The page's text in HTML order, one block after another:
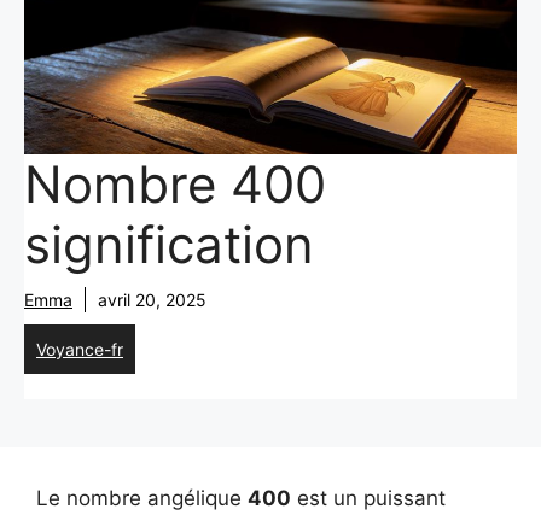
Nombre 400
signification
Emma avril 20, 2025
Voyance-fr
Le nombre angélique 400 est un puissant